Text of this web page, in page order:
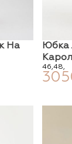
На
Юбка
46,48,